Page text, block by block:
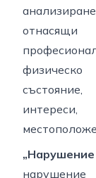
физическо
„Нарушение
нарушение